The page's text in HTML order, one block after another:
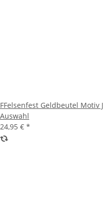
FFelsenfest Geldbeutel Motiv
Auswahl
24,95 € *